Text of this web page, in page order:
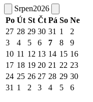
Srpen2026
Po Út St Čt Pá So Ne
27 28 29 30 31 1
2
3
4 5 6 7 8
9
10 11 12 13 14 15 16
17 18 19 20 21 22 23
24 25 26 27 28 29 30
31 1 2 3 4 5 6